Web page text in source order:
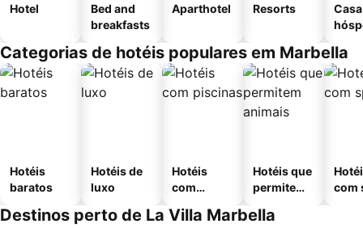
Hotel
Bed and
breakfasts
Aparthotel Resorts
Categorias de hotéis populares em Marbella
Hotéis
baratos
Hotéis de
luxo
Hotéis
com
Hotéis que
permitem
com
Destinos perto de La Villa Marbella